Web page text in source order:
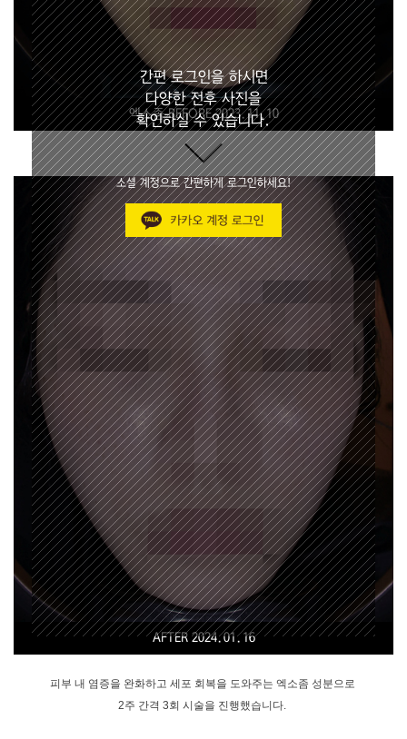
엑소좀 BEFORE 2023.11.10
AFTER 2024.01.16
간편 로그인을 하시면
다양한 전후 사진을
확인하실 수 있습니다.
소셜 계정으로 간편하게 로그인하세요!
피부 내 염증을 완화하고 세포 회복을 도와주는 엑소좀 성분으로
2주 간격 3회 시술을 진행했습니다.